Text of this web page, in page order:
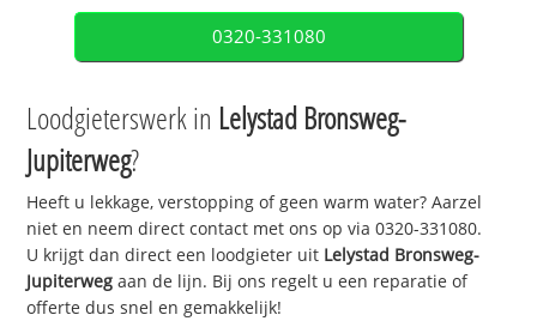
0320-331080
Loodgieterswerk in Lelystad Bronsweg-
Jupiterweg?
Heeft u lekkage, verstopping of geen warm water? Aarzel
niet en neem direct contact met ons op via 0320-331080.
U krijgt dan direct een loodgieter uit Lelystad Bronsweg-
Jupiterweg aan de lijn. Bij ons regelt u een reparatie of
offerte dus snel en gemakkelijk!